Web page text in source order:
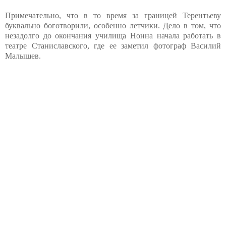
Примечательно, что в то время за границей Терентьеву
буквально боготворили, особенно летчики. Дело в том, что
незадолго до окончания училища Нонна начала работать в
театре Станиславского, где ее заметил фотограф Василий
Малышев.